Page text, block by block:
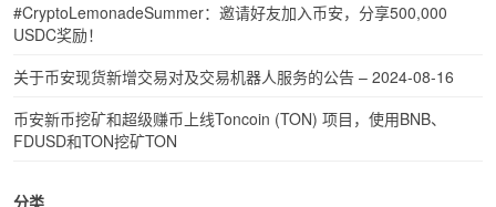
#CryptoLemonadeSummer：邀请好友加入币安，分享500,000
USDC奖励！
关于币安现货新增交易对及交易机器人服务的公告 – 2024-08-16
币安新币挖矿和超级赚币上线Toncoin (TON) 项目，使用BNB、
FDUSD和TON挖矿TON
分类